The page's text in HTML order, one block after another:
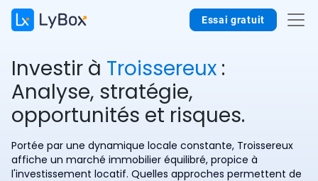
Essai gratuit
Investir à Troissereux :
Analyse, stratégie,
opportunités et risques.
Portée par une dynamique locale constante, Troissereux
affiche un marché immobilier équilibré, propice à
l'investissement locatif. Quelles approches permettent de